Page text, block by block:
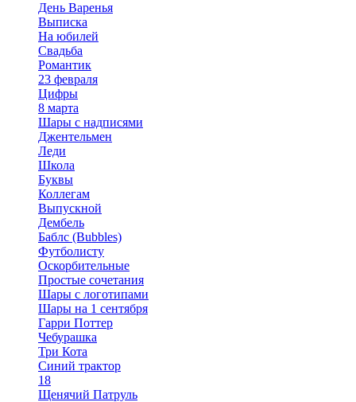
День Варенья
Выписка
На юбилей
Свадьба
Романтик
23 февраля
Цифры
8 марта
Шары с надписями
Джентельмен
Леди
Школа
Буквы
Коллегам
Выпускной
Дембель
Баблс (Bubbles)
Футболисту
Оскорбительные
Простые сочетания
Шары с логотипами
Шары на 1 сентября
Гарри Поттер
Чебурашка
Три Кота
Синий трактор
18
Щенячий Патруль